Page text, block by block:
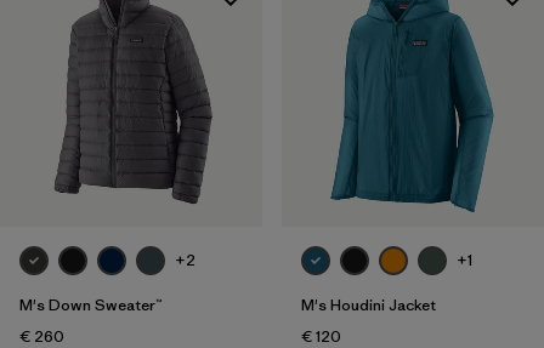
+2
M's Down Sweater™
€ 260
+1
M's Houdini Jacket
€ 120